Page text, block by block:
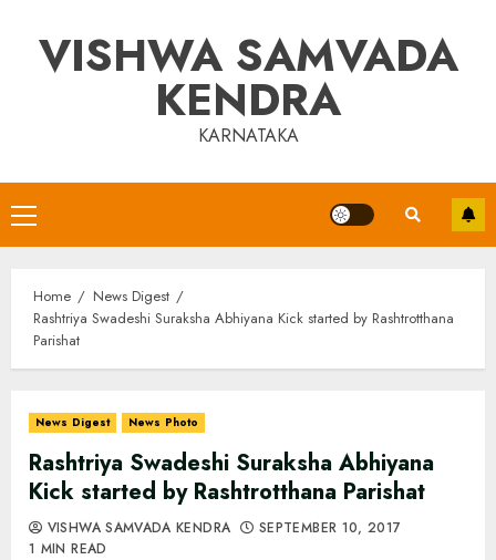
contentVISHWA SAMVADA
KENDRA
KARNATAKA
Primary
Menu
Home
News Digest
Rashtriya Swadeshi Suraksha Abhiyana Kick started by Rashtrotthana
Parishat
News Digest News Photo
Rashtriya Swadeshi Suraksha Abhiyana
Kick started by Rashtrotthana Parishat
VISHWA SAMVADA KENDRA
SEPTEMBER 10, 2017
1 MIN READ